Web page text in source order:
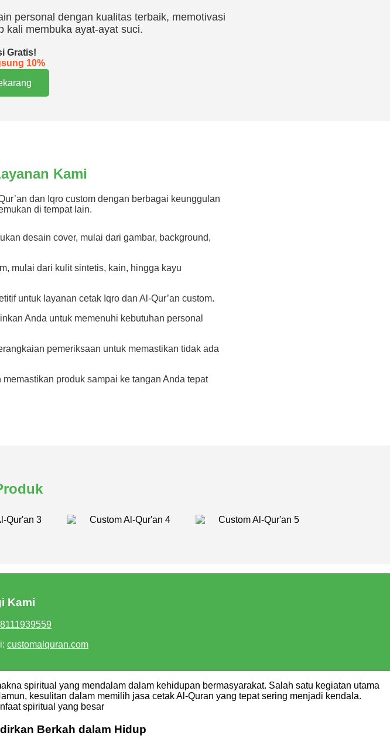
personal dengan kualitas terbaik, memotivasi
kali membuka ayat-ayat suci.
Gratis!
10%
Kami
dan Iqro custom dengan berbagai keunggulan
di tempat lain.
desain cover, mulai dari gambar, background,
mulai dari kulit sintetis, kain, hingga kayu
untuk layanan cetak Iqro dan Al-Qur’an custom.
Anda untuk memenuhi kebutuhan personal
pemeriksaan untuk memastikan tidak ada
produk sampai ke tangan Anda tepat
Kami
customalquran.com
spiritual yang mendalam dalam kehidupan bermasyarakat. Salah satu kegiatan utama
kesulitan dalam memilih jasa cetak Al-Quran yang tepat sering menjadi kendala.
spiritual yang besar
Berkah dalam Hidup